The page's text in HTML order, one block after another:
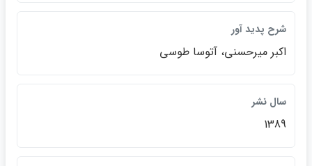
شرح پديد آور
اكبر ميرحسني، آتوسا طوسي
سال نشر
1389